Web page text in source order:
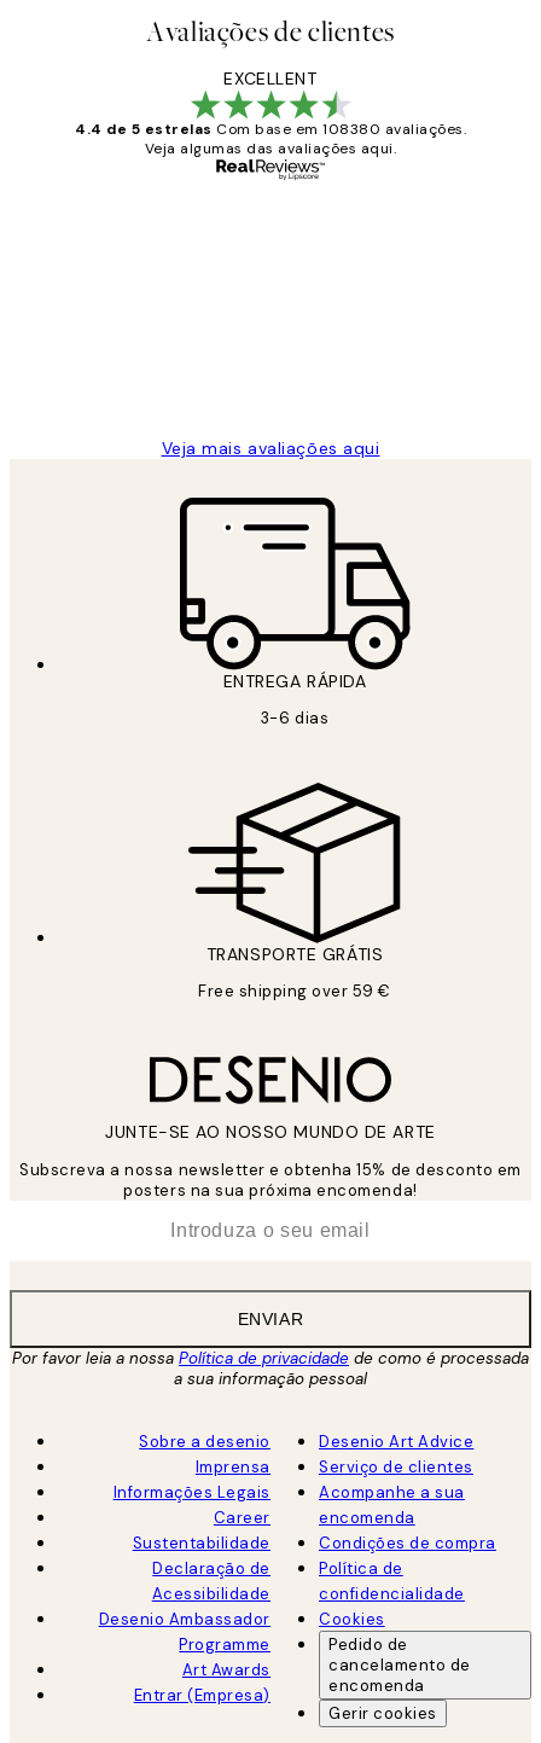
Avaliações de clientes
EXCELLENT
4.4 de 5 estrelas Com base em 108380 avaliações.
Veja algumas das avaliações aqui.
Veja mais avaliações aqui
ENTREGA RÁPIDA
3-6 dias
TRANSPORTE GRÁTIS
Free shipping over 59 €
JUNTE-SE AO NOSSO MUNDO DE ARTE
Subscreva a nossa newsletter e obtenha 15% de desconto em
posters na sua próxima encomenda!
ENVIAR
Por favor leia a nossa Política de privacidade de como é processada
a sua informação pessoal
Sobre a desenio
Imprensa
Informações Legais
Career
Sustentabilidade
Declaração de
Acessibilidade
Desenio Ambassador
Programme
Art Awards
Entrar (Empresa)
Desenio Art Advice
Serviço de clientes
Acompanhe a sua
encomenda
Condições de compra
Política de
confidencialidade
Cookies
Pedido de
cancelamento de
encomenda
Gerir cookies